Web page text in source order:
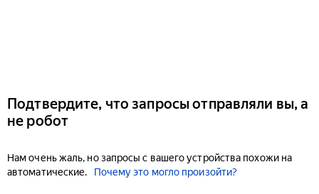
Подтвердите, что запросы отправляли вы, а
не робот
Нам очень жаль, но запросы с вашего устройства похожи на
автоматические.
Почему это могло произойти?